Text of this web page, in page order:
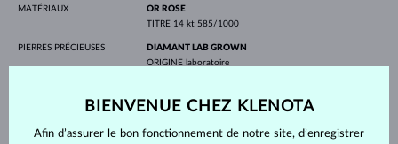
MATÉRIAUX
OR ROSE
TITRE 14 kt 585/1000
PIERRES PRÉCIEUSES
DIAMANT LAB GROWN
ORIGINE laboratoire
COULEURF
PROFONDEUR5.00 mm
BIENVENUE CHEZ KLENOTA
Afin d’assurer le bon fonctionnement de notre site, d’enregistrer